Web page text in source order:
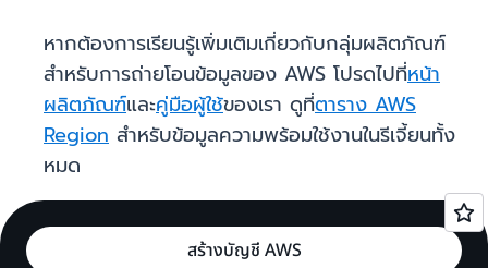
หากต้องการเรียนรู้เพิ่มเติมเกี่ยวกับกลุ่มผลิตภัณฑ์
สำหรับการถ่ายโอนข้อมูลของ AWS โปรดไปที่หน้า
ผลิตภัณฑ์และคู่มือผู้ใช้ของเรา ดูที่ตาราง AWS
Region สำหรับข้อมูลความพร้อมใช้งานในรีเจี้ยนทั้ง
หมด
สร้างบัญชี AWS